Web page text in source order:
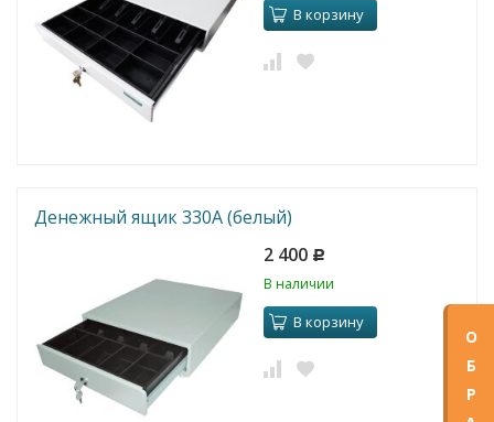
В корзину
Денежный ящик 330A (белый)
2 400 Р
В наличии
В корзину
О
Б
Р